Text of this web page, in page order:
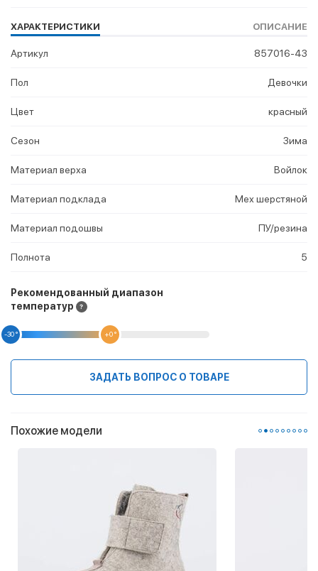
ХАРАКТЕРИСТИКИ ОПИСАНИЕ
Артикул 857016-43
Пол Девочки
Цвет красный
Сезон Зима
Материал верха Войлок
Материал подклада Мех шерстяной
Материал подошвы ПУ/резина
Полнота 5
Рекомендованный диапазон
температур
-30 ° +0 °
ЗАДАТЬ ВОПРОС О ТОВАРЕ
Похожие модели